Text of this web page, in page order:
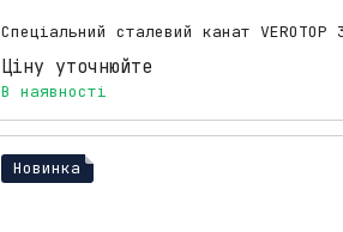
Ціну уточнюйте
В наявності
Новинка